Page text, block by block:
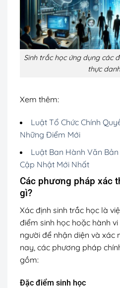
Sinh trắc học ứng dụng các
thực
Xem thêm:
Luật Tổ Chức Chính
Những Điểm Mới
Luật Ban Hành Văn
Cập Nhật Mới Nhất
Các phương pháp xác
gì?
Xác định sinh trắc học là
điểm sinh học hoặc hành
người để nhận diện và xác
nay, các phương pháp
gồm:
Đặc điểm sinh học